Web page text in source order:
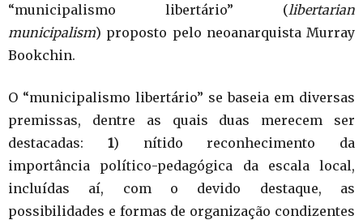
“municipalismo libertário” (libertarian
municipalism) proposto pelo neoanarquista Murray
Bookchin.
O “municipalismo libertário” se baseia em diversas
premissas, dentre as quais duas merecem ser
destacadas: 1) nítido reconhecimento da
importância político-pedagógica da escala local,
incluídas aí, com o devido destaque, as
possibilidades e formas de organização condizentes